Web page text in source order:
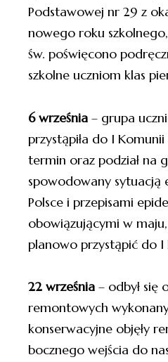
Podstawowej nr 29 z
nowego roku
św. poświęcono
szkolne uczniom klas
6 września – grupa
przystąpiła do I
termin oraz podział na
spowodowany sytuacją
Polsce i przepisami
obowiązującymi w
planowo przystąpić do I
22 września – odbył się
remontowych
konserwacyjne objęły
bocznego wejścia do